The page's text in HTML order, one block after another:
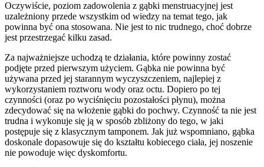
Oczywiście, poziom zadowolenia z gąbki menstruacyjnej jest
uzależniony przede wszystkim od wiedzy na temat tego, jak
powinna być ona stosowana. Nie jest to nic trudnego, choć dobrze
jest przestrzegać kilku zasad.
Za najważniejsze uchodzą te działania, które powinny zostać
podjęte przed pierwszym użyciem. Gąbka nie powinna być
używana przed jej starannym wyczyszczeniem, najlepiej z
wykorzystaniem roztworu wody oraz octu. Dopiero po tej
czynności (oraz po wyciśnięciu pozostałości płynu), można
zdecydować się na włożenie gąbki do pochwy. Czynność ta nie jest
trudna i wykonuje się ją w sposób zbliżony do tego, w jaki
postępuje się z klasycznym tamponem. Jak już wspomniano, gąbka
doskonale dopasowuje się do kształtu kobiecego ciała, jej noszenie
nie powoduje więc dyskomfortu.